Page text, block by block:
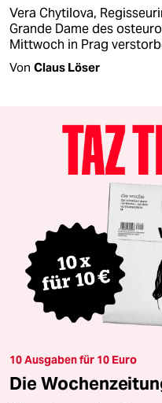
Vera Chytilova,
Grande Dame des
Mittwoch in Prag
Von Claus Löser
10 Ausgaben für 10 Euro
Die